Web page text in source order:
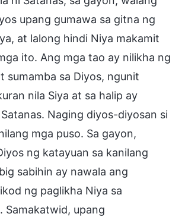
upang gumawa sa gitna ng
at lalong hindi Niya makamit
ito. Ang mga tao ay nilikha ng
sumamba sa Diyos, ngunit
nila Siya at sa halip ay
Naging diyos-diyosan si
mga puso. Sa gayon,
ng katayuan sa kanilang
sabihin ay nawala ang
ng paglikha Niya sa
Samakatwid, upang